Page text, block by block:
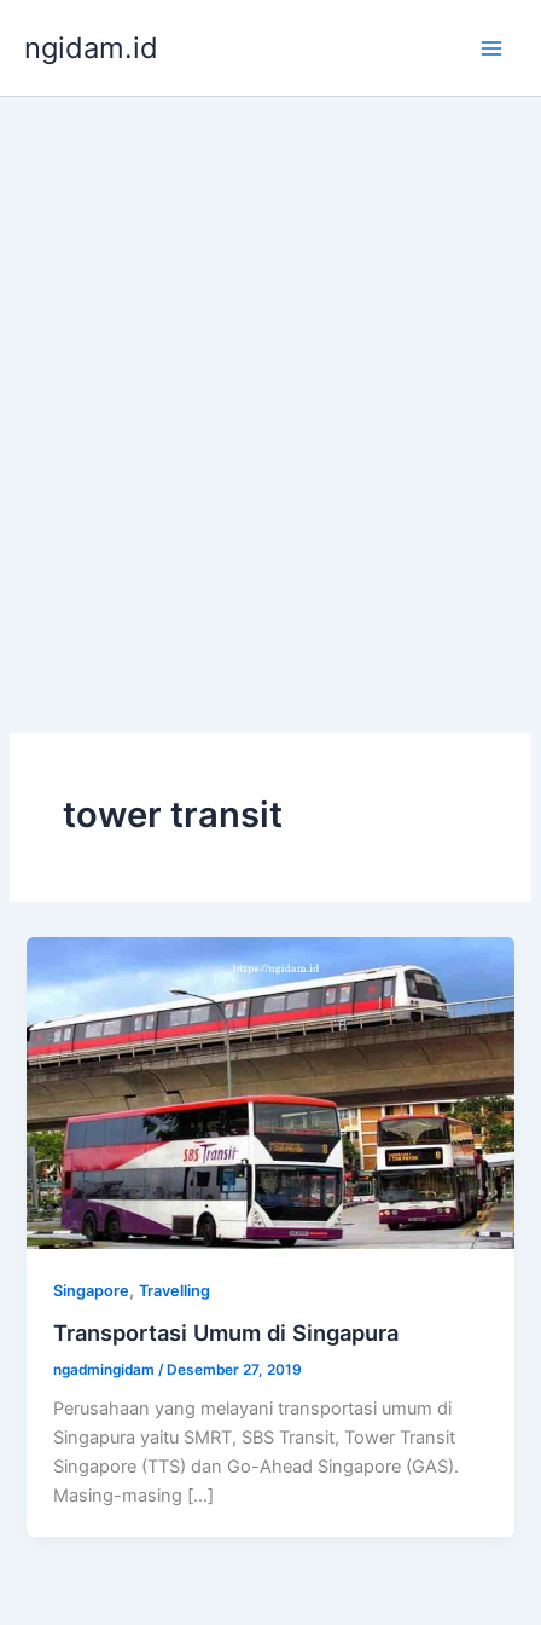
konten
ngidam.id
tower transit
Singapore,Travelling
Transportasi Umum di Singapura
ngadmingidam /Desember 27, 2019
Perusahaan yang melayani transportasi umum di
Singapura yaitu SMRT, SBS Transit, Tower Transit
Singapore (TTS) dan Go-Ahead Singapore (GAS).
Masing-masing […]